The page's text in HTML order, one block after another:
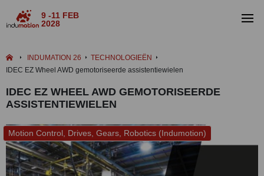
9 -11 FEB
2028
INDUMATION 26
TECHNOLOGIEËN
IDEC EZ Wheel AWD gemotoriseerde assistentiewielen
IDEC EZ WHEEL AWD GEMOTORISEERDE
ASSISTENTIEWIELEN
Motion Control, Drives, Gears, Robotics (Indumotion)